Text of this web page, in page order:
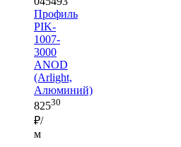
Профиль
PIK-
1007-
3000
ANOD
(Arlight,
Алюминий)
82530
₽/
м